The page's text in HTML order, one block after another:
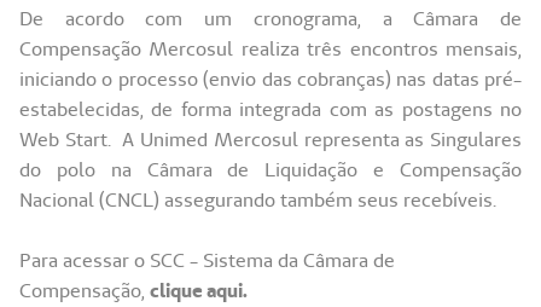
De acordo com um cronograma, a Câmara de
Compensação Mercosul realiza três encontros mensais,
iniciando o processo (envio das cobranças) nas datas pré-
estabelecidas, de forma integrada com as postagens no
Web Start. A Unimed Mercosul representa as Singulares
do polo na Câmara de Liquidação e Compensação
Nacional (CNCL) assegurando também seus recebíveis.
Para acessar o SCC - Sistema da Câmara de
Compensação, clique aqui.